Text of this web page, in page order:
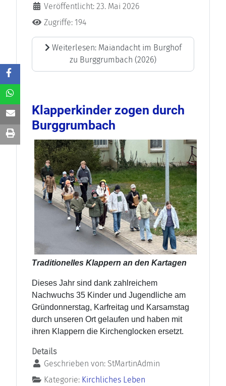
Veröffentlicht: 23. Mai 2026
Zugriffe: 194
Weiterlesen: Maiandacht im Burghof
zu Burggrumbach (2026)
Klapperkinder zogen durch
Burggrumbach
Traditionelles Klappern an den Kartagen
Dieses Jahr sind dank zahlreichem
Nachwuchs 35 Kinder und Jugendliche am
Gründonnerstag, Karfreitag und Karsamstag
durch unseren Ort gelaufen und haben mit
ihren Klappern die Kirchenglocken ersetzt.
Details
Geschrieben von: StMartinAdmin
Kategorie: Kirchliches Leben